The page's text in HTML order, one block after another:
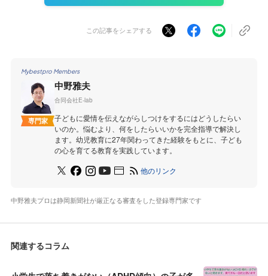
この記事をシェアする
Mybestpro Members
専門家
中野雅夫
合同会社E-lab
子どもに愛情を伝えながらしつけをするにはどうしたらい
いのか。悩むより、何をしたらいいかを完全指導で解決し
ます。幼児教育に27年関わってきた経験をもとに、子ども
の心を育てる教育を実践しています。
他のリンク
中野雅夫プロは静岡新聞社が厳正なる審査をした登録専門家です
関連するコラム